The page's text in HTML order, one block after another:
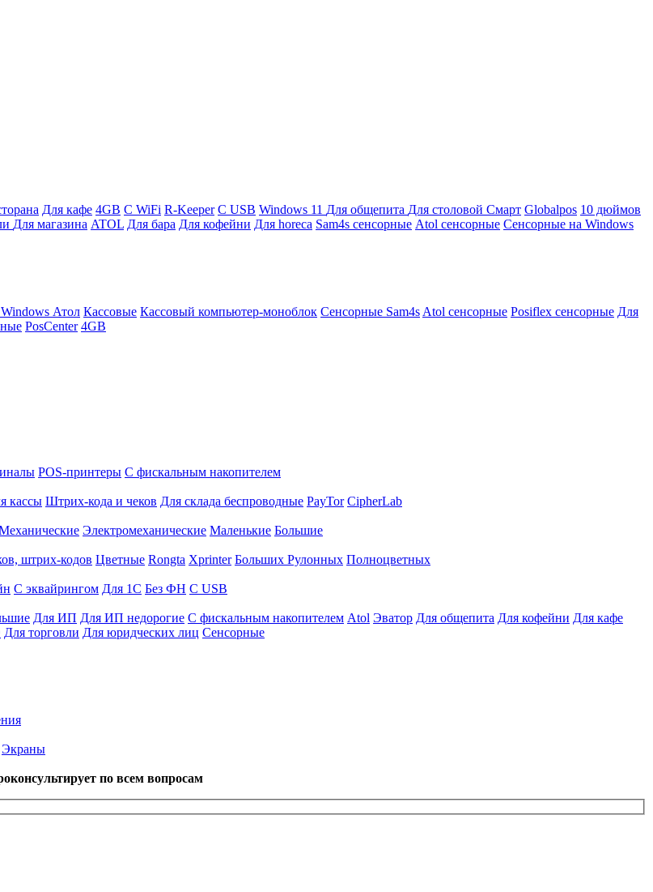
Для кафе 4GB С WiFi R-Keeper С USB Windows 11 Для общепита Для столовой Смарт Globalpos 10 дюймов
Для магазина ATOL Для бара Для кофейни Для horeca Sam4s сенсорные Atol сенсорные Сенсорные на Windows
Windows Атол Кассовые Кассовый компьютер-моноблок Сенсорные Sam4s Atol сенсорные Posiflex сенсорные Для
PosCenter 4GB
POS-принтеры С фискальным накопителем
кассы Штрих-кода и чеков Для склада беспроводные PayTor CipherLab
Электромеханические Маленькие Большие
штрих-кодов Цветные Rongta Xprinter Больших Рулонных Полноцветных
С эквайрингом Для 1С Без ФН С USB
Для ИП Для ИП недорогие С фискальным накопителем Atol Эватор Для общепита Для кофейни Для кафе
Для торговли Для юридческих лиц Сенсорные
Экраны
по всем вопросам